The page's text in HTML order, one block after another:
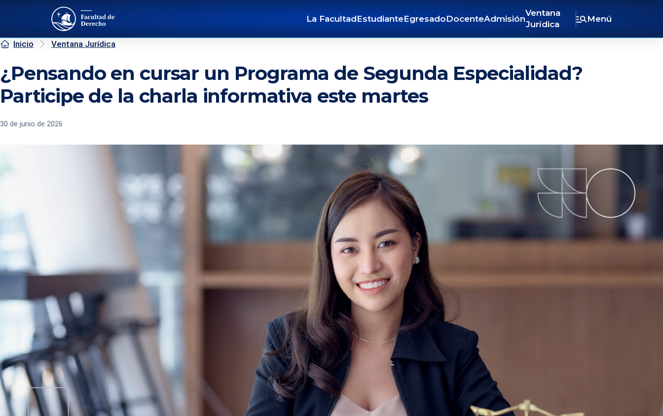
La FacultadEstudianteEgresadoDocenteAdmisión
Ventana
Jurídica
Menú
Inicio Ventana Jurídica
¿Pensando en cursar un Programa de Segunda Especialidad?
Participe de la charla informativa este martes
30 de junio de 2026